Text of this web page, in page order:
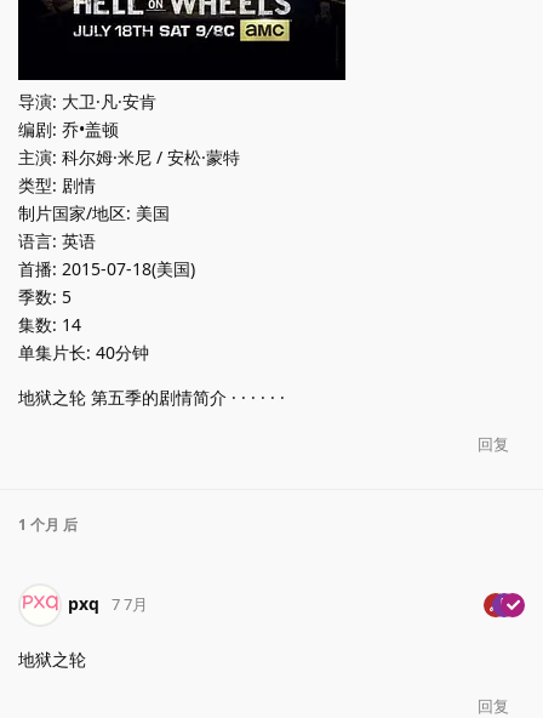
导演: 大卫·凡·安肯
编剧: 乔•盖顿
主演: 科尔姆·米尼 / 安松·蒙特
类型: 剧情
制片国家/地区: 美国
语言: 英语
首播: 2015-07-18(美国)
季数: 5
集数: 14
单集片长: 40分钟
地狱之轮 第五季的剧情简介 · · · · · ·
回复
1 个月 后
pxq 7 7月
地狱之轮
回复